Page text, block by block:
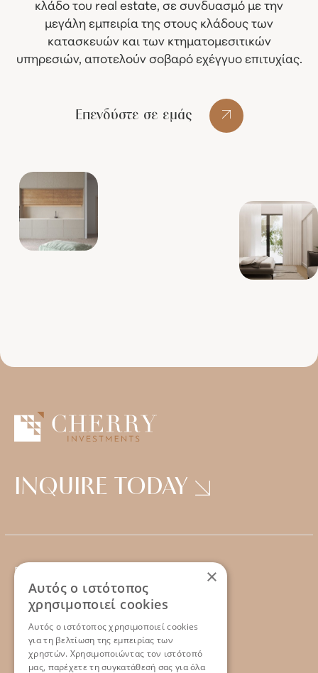
κλάδο του real estate, σε συνδυασμό με την
μεγάλη εμπειρία της στους κλάδους των
κατασκευών και των κτηματομεσιτικών
υπηρεσιών, αποτελούν σοβαρό εχέγγυο επιτυχίας.
Επενδύστε σε εμάς
INQUIRE TODAY
ΕΠΙΚΟΙΝΩΝΙΑ
Tel : +302310 222 905
Email : info@cherryinvestments.eu
×
Αυτός ο ιστότοπος
χρησιμοποιεί cookies
Αυτός ο ιστότοπος χρησιμοποιεί cookies
για τη βελτίωση της εμπειρίας των
χρηστών. Χρησιμοποιώντας τον ιστότοπό
μας, παρέχετε τη συγκατάθεσή σας για όλα